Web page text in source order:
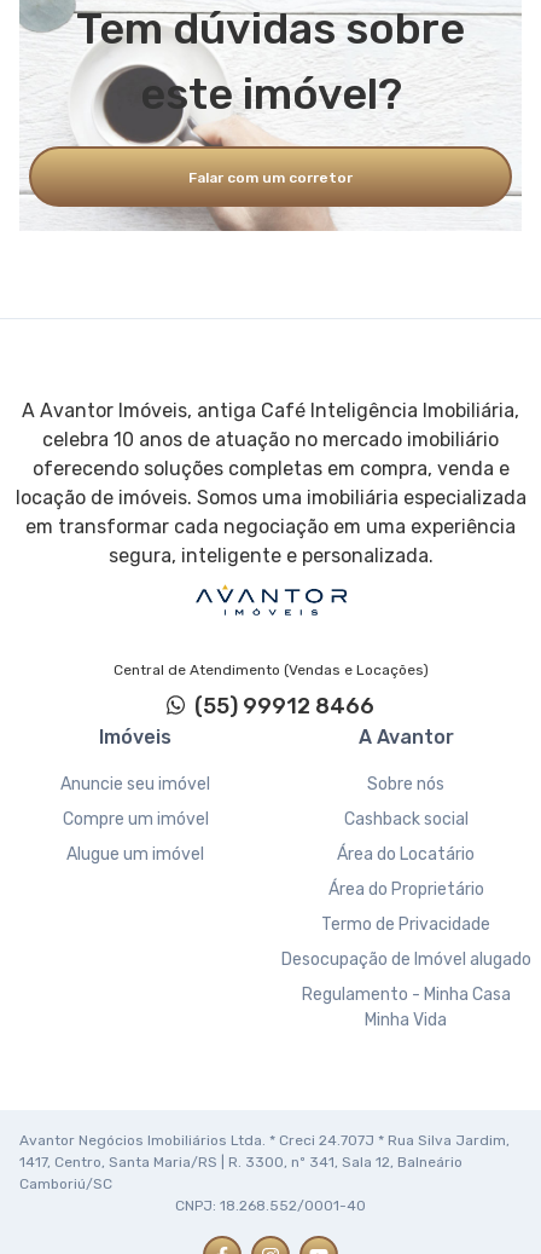
Tem dúvidas sobre
este imóvel?
Falar com um corretor
A Avantor Imóveis, antiga Café Inteligência Imobiliária,
celebra 10 anos de atuação no mercado imobiliário
oferecendo soluções completas em compra, venda e
locação de imóveis. Somos uma imobiliária especializada
em transformar cada negociação em uma experiência
segura, inteligente e personalizada.
Central de Atendimento (Vendas e Locações)
(55) 99912 8466
Imóveis
Anuncie seu imóvel
Compre um imóvel
Alugue um imóvel
A Avantor
Sobre nós
Cashback social
Área do Locatário
Área do Proprietário
Termo de Privacidade
Desocupação de Imóvel alugado
Regulamento - Minha Casa
Minha Vida
Avantor Negócios Imobiliários Ltda. * Creci 24.707J * Rua Silva Jardim,
1417, Centro, Santa Maria/RS | R. 3300, nº 341, Sala 12, Balneário
Camboriú/SC
CNPJ: 18.268.552/0001-40